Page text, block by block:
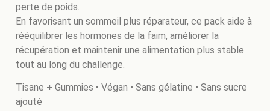
perte de poids.
En favorisant un sommeil plus réparateur, ce pack aide à
rééquilibrer les hormones de la faim, améliorer la
récupération et maintenir une alimentation plus stable
tout au long du challenge.
Tisane + Gummies • Végan • Sans gélatine • Sans sucre
ajouté